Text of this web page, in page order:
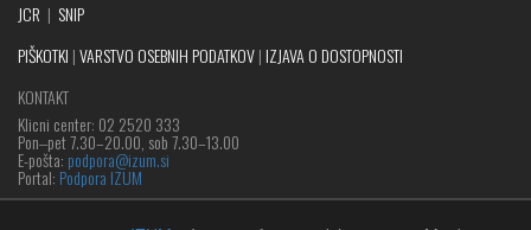
JCR | SNIP
PIŠKOTKI |VARSTVO OSEBNIH PODATKOV| IZJAVA O DOSTOPNOSTI
KONTAKT
Klicni center: 02 2520 333
Pon‒pet 7.30–20.00, sob 7.30–13.00
E-pošta: podpora@izum.si
Portal: Podpora IZUM